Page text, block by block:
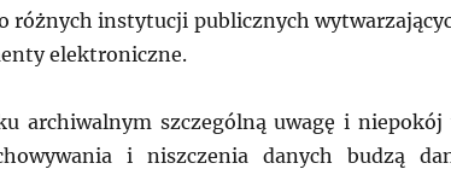
różnych instytucji publicznych
elektroniczne.
archiwalnym szczególną uwagę i niepokój
i niszczenia danych budzą